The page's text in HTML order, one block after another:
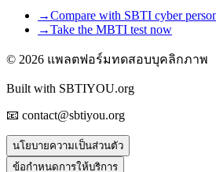
→Compare with SBTI cyber
→Take the MBTI test now
© 2026 แพลตฟอร์มทดสอบบุคลิกภาพ
Built with SBTIYOU.org
📧 contact@sbtiyou.org
นโยบายความเป็นส่วนตัว
ข้อกำหนดการให้บริการ